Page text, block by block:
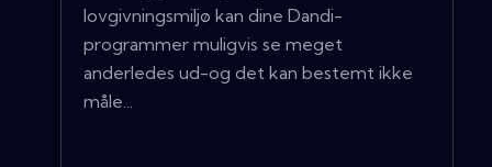
lovgivningsmiljø kan dine Dandi-
programmer muligvis se meget
anderledes ud-og det kan bestemt ikke
måle...